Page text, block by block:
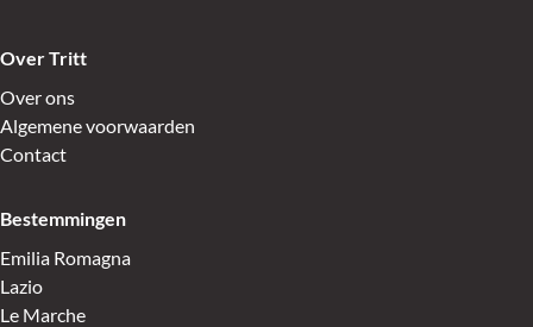
Over Tritt
Over ons
Algemene voorwaarden
Contact
Bestemmingen
Emilia Romagna
Lazio
Le Marche